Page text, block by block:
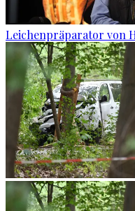
Leichenpräparator von